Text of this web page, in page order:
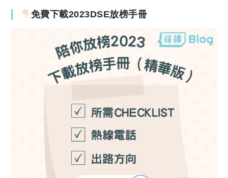
免費下載2023DSE放榜手冊